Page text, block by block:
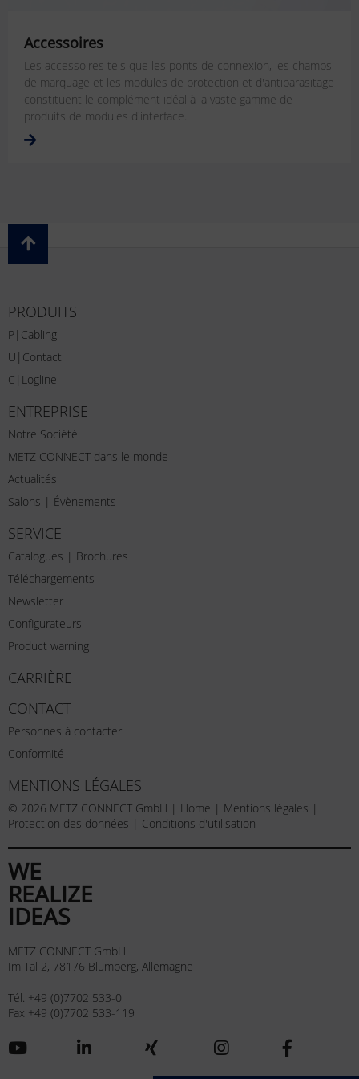
Accessoires
Les accessoires tels que les ponts de connexion, les champs
de marquage et les modules de protection et d'antiparasitage
constituent le complément idéal à la vaste gamme de
produits de modules d'interface.
PRODUITS
P|Cabling
U|Contact
C|Logline
ENTREPRISE
Notre Société
METZ CONNECT dans le monde
Actualités
Salons | Évènements
SERVICE
Catalogues | Brochures
Téléchargements
Newsletter
Configurateurs
Product warning
CARRIÈRE
CONTACT
Personnes à contacter
Conformité
MENTIONS LÉGALES
© 2026 METZ CONNECT GmbH | Home | Mentions légales |
Protection des données | Conditions d'utilisation
WE
REALIZE
IDEAS
METZ CONNECT GmbH
Im Tal 2, 78176 Blumberg, Allemagne
Tél. +49 (0)7702 533-0
Fax +49 (0)7702 533-119